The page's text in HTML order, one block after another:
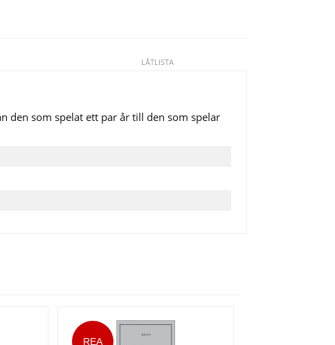
LÅTLISTA
den som spelat ett par år till den som spelar